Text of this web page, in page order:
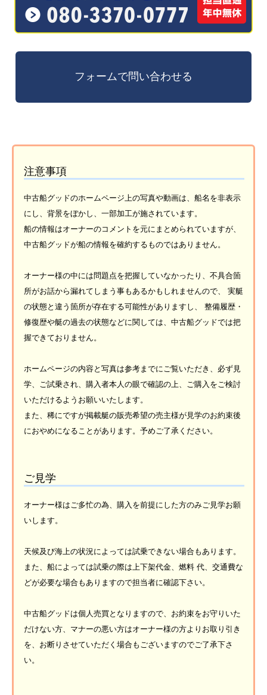
注意事項
中古船グッドのホームページ上の写真や動画は、船名を非表示
にし、背景をぼかし、一部加工が施されています。
船の情報はオーナーのコメントを元にまとめられていますが、
中古船グッドが船の情報を確約するものではありません。
オーナー様の中には問題点を把握していなかったり、不具合箇
所がお話から漏れてしまう事もあるかもしれませんので、 実艇
の状態と違う箇所が存在する可能性がありますし、 整備履歴・
修復歴や艇の過去の状態などに関しては、中古船グッドでは把
握できておりません。
ホームページの内容と写真は参考までにご覧いただき、必ず見
学、ご試乗され、購入者本人の眼で確認の上、ご購入をご検討
いただけるようお願いいたします。
また、稀にですが掲載艇の販売希望の売主様が見学のお約束後
におやめになることがあります。予めご了承ください。
ご見学
オーナー様はご多忙の為、購入を前提にした方のみご見学お願
いします。
天候及び海上の状況によっては試乗できない場合もあります。
また、船によっては試乗の際は上下架代金、燃料 代、交通費な
どが必要な場合もありますので担当者に確認下さい。
中古船グッドは個人売買となりますので、お約束をお守りいた
だけない方、マナーの悪い方はオーナー様の方よりお取り引き
を、お断りさせていただく場合もございますのでご了承下さ
い。